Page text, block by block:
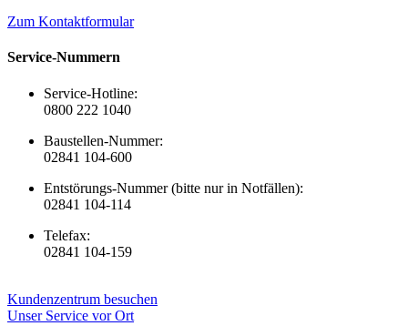
Zum Kontaktformular
Service-Nummern
Service-Hotline:
0800 222 1040
Baustellen-Nummer:
02841 104-600
Entstörungs-Nummer (bitte nur in Notfällen):
02841 104-114
Telefax:
02841 104-159
Kundenzentrum besuchen
Unser Service vor Ort